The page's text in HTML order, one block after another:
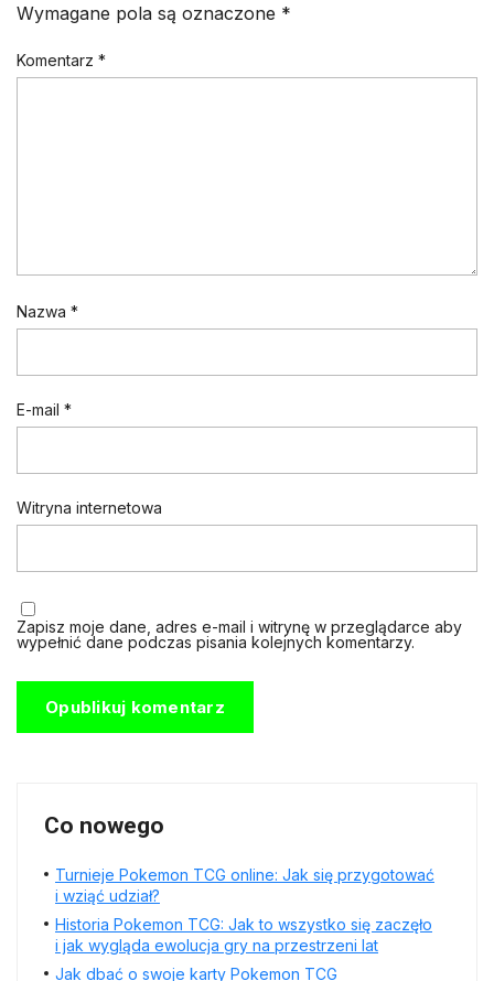
Wymagane pola są oznaczone *
Komentarz *
Nazwa *
E-mail *
Witryna internetowa
Zapisz moje dane, adres e-mail i witrynę w przeglądarce aby
wypełnić dane podczas pisania kolejnych komentarzy.
Co nowego
Turnieje Pokemon TCG online: Jak się przygotować
i wziąć udział?
Historia Pokemon TCG: Jak to wszystko się zaczęło
i jak wygląda ewolucja gry na przestrzeni lat
Jak dbać o swoje karty Pokemon TCG